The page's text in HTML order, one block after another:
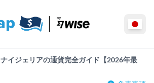
ナイジェリアの通貨完全ガイド【2026年最